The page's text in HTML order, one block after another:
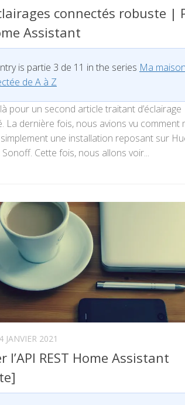
connectés robuste |
Assistant
is partie 3 de 11 in the series Ma
de A à Z
pour un second article traitant d’éclairage
La dernière fois, nous avions vu comment
une installation reposant sur
Sonoff. Cette fois, nous allons voir...
JANVIER 2021
l’API REST Home Assistant